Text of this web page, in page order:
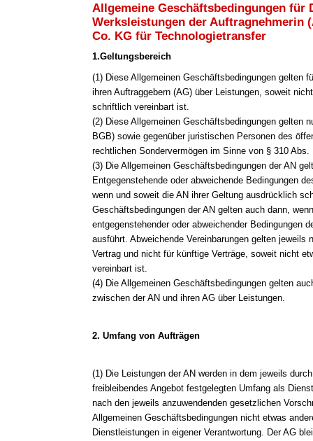
Allgemeine Geschäftsbedingungen für
Werksleistungen der Auftragnehmerin
Co. KG für Technologietransfer
1.Geltungsbereich
(1) Diese Allgemeinen Geschäftsbedingungen gelten
ihren Auftraggebern (AG) über Leistungen, soweit
schriftlich vereinbart ist.
(2) Diese Allgemeinen Geschäftsbedingungen gelten
BGB) sowie gegenüber juristischen Personen des
rechtlichen Sondervermögen im Sinne von § 310
(3) Die Allgemeinen Geschäftsbedingungen der AN
Entgegenstehende oder abweichende Bedingungen
wenn und soweit die AN ihrer Geltung ausdrücklich
Geschäftsbedingungen der AN gelten auch dann,
entgegenstehender oder abweichender Bedingungen
ausführt. Abweichende Vereinbarungen gelten jeweils
Vertrag und nicht für künftige Verträge, soweit nicht
vereinbart ist.
(4) Die Allgemeinen Geschäftsbedingungen gelten
zwischen der AN und ihren AG über Leistungen.
2. Umfang von Aufträgen
(1) Die Leistungen der AN werden in dem jeweils
freibleibendes Angebot festgelegten Umfang als
nach den jeweils anzuwendenden gesetzlichen
Allgemeinen Geschäftsbedingungen nicht etwas
Dienstleistungen in eigener Verantwortung. Der AG